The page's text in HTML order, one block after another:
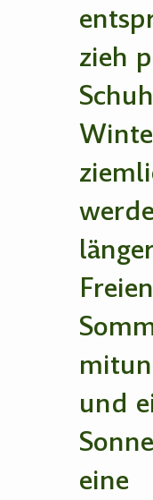
zieh
und
eine